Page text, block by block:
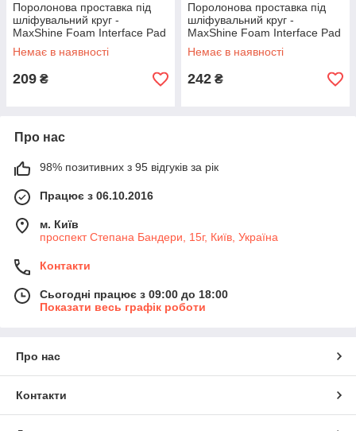
Поролонова проставка під
шліфувальний круг -
MaxShine Foam Interface Pad
125 мм. (3099125)
Немає в наявності
209 ₴
Поролонова проставка під
шліфувальний круг -
MaxShine Foam Interface Pad
150 мм. (3099150)
Немає в наявності
242 ₴
Про нас
98% позитивних з 95 відгуків за рік
Працює з 06.10.2016
м. Київ
проспект Степана Бандери, 15г, Київ, Україна
Контакти
Сьогодні працює з 09:00 до 18:00
Показати весь графік роботи
Про нас
Контакти